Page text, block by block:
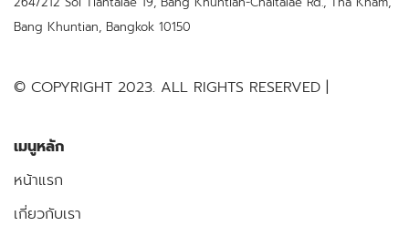
Bang Khuntian, Bangkok 10150
© COPYRIGHT 2023. ALL RIGHTS RESERVED |
เมนูหลัก
หน้าแรก
เกี่ยวกับเรา